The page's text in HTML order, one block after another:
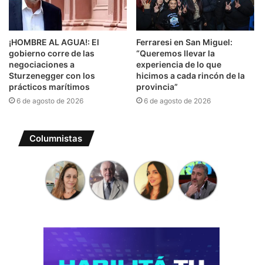
¡HOMBRE AL AGUA!: El
gobierno corre de las
negociaciones a
Sturzenegger con los
prácticos marítimos
6 de agosto de 2026
Ferraresi en San Miguel:
“Queremos llevar la
experiencia de lo que
hicimos a cada rincón de la
provincia”
6 de agosto de 2026
Columnistas